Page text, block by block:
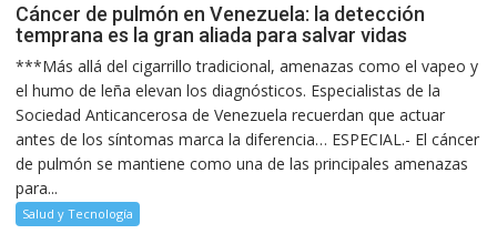
Cáncer de pulmón en Venezuela: la detección
temprana es la gran aliada para salvar vidas
***Más allá del cigarrillo tradicional, amenazas como el vapeo y
el humo de leña elevan los diagnósticos. Especialistas de la
Sociedad Anticancerosa de Venezuela recuerdan que actuar
antes de los síntomas marca la diferencia… ESPECIAL.- El cáncer
de pulmón se mantiene como una de las principales amenazas
para...
Salud y Tecnología